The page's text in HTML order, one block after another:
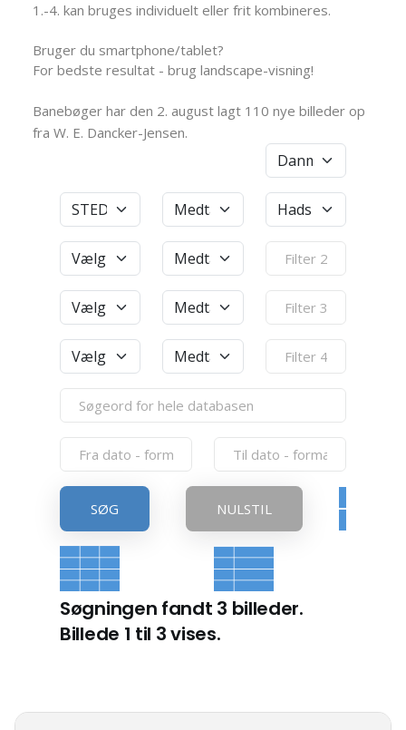
1.-4. kan bruges individuelt eller frit kombineres.
Bruger du smartphone/tablet?
For bedste resultat - brug landscape-visning!
Banebøger har den 2. august lagt 110 nye billeder op
fra W. E. Dancker-Jensen.
SØG NULSTIL
Søgningen fandt 3 billeder.
Billede 1 til 3 vises.